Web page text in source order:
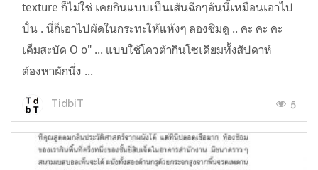
texture ก็ไม่ใช่ เคยกินแบบเป็นเส้นฉีกๆอันนี้เหมือนเอาไป
ปั่น . นี่ก็เอาไปผัดในกระทะให้แห้งๆ ลองชิมดู .. คะ คะ คะ
เค็มสะบัด O o" ... แบบใช้โควต้ากินโซเดียมทั้งสัปดาห์
ต้องหาผักนึ่ง ...
TidbiT 5